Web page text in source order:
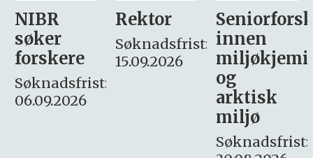
Rektor
Søknadsfrist:
15.09.2026
Seniorforsker
innen
miljøkjemi
søker
– fast
Søknadsfrist:
16. august.